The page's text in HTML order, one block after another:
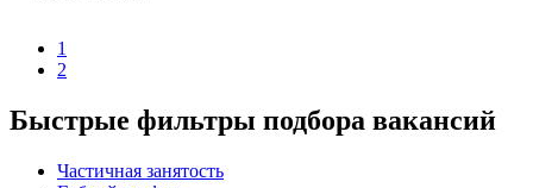
1
2
Быстрые фильтры подбора вакансий
Частичная занятость